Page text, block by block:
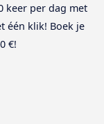
keer per dag met
één klik! Boek je
€!